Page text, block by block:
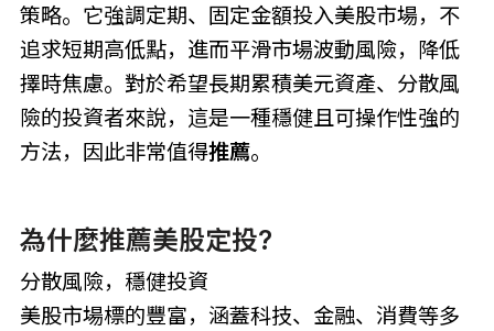
策略。它強調定期、固定金額投入美股市場，不
追求短期高低點，進而平滑市場波動風險，降低
擇時焦慮。對於希望長期累積美元資產、分散風
險的投資者來說，這是一種穩健且可操作性強的
方法，因此非常值得推薦。
為什麼推薦美股定投?
分散風險，穩健投資
美股市場標的豐富，涵蓋科技、金融、消費等多